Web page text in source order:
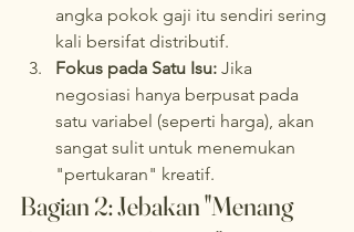
angka pokok gaji itu sendiri sering
kali bersifat distributif.
Fokus pada Satu Isu: Jika
negosiasi hanya berpusat pada
satu variabel (seperti harga), akan
sangat sulit untuk menemukan
"pertukaran" kreatif.
Bagian 2: Jebakan "Menang